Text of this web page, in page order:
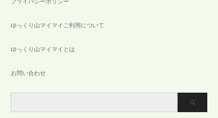
プライバシーポリシー
ゆっくり山マイマイご利用について
ゆっくり山マイマイとは
お問い合わせ